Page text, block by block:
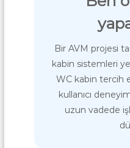
Bir AVM projesi
kabin sistemleri
WC kabin tercih
kullanıcı
uzun vadede